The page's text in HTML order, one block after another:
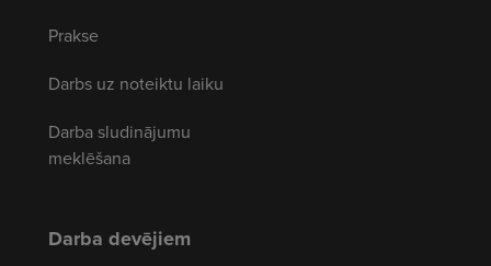
Prakse
Darbs uz noteiktu laiku
Darba sludinājumu
meklēšana
Darba devējiem